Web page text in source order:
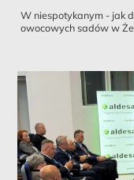
W niespotykanym - jak
owocowych sadów w